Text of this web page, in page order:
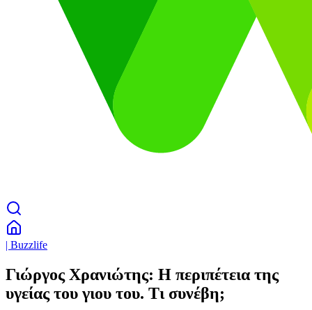
| Buzzlife
Γιώργος Χρανιώτης: Η περιπέτεια της
υγείας του γιου του. Τι συνέβη;